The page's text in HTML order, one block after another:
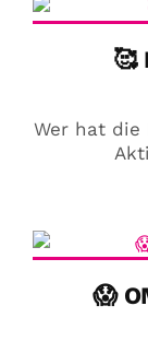
🥰
Wer hat die
😱